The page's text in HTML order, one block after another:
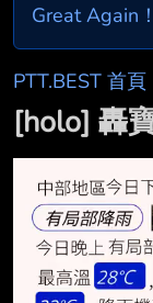
Great Again！
PTT.BEST 首頁
[holo] 轟